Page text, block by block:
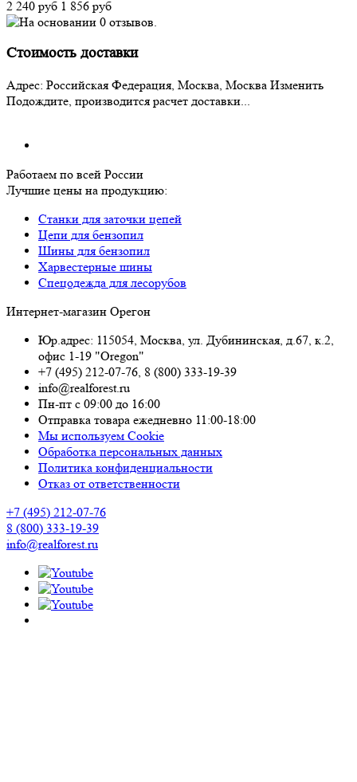
2 240 руб 1 856 руб
Стоимость доставки
Адрес: Российская Федерация, Москва, Москва Изменить
Подождите, производится расчет доставки...
Работаем по всей России
Лучшие цены на продукцию:
Станки для заточки цепей
Цепи для бензопил
Шины для бензопил
Харвестерные шины
Спецодежда для лесорубов
Интернет-магазин Орегон
Юр.адрес: 115054, Москва, ул. Дубининская, д.67, к.2,
офис 1-19 "Oregon"
+7 (495) 212-07-76, 8 (800) 333-19-39
info@realforest.ru
Пн-пт с 09:00 до 16:00
Отправка товара ежедневно 11:00-18:00
Мы используем Cookie
Обработка персональных данных
Политика конфиденциальности
Отказ от ответственности
+7 (495) 212-07-76
8 (800) 333-19-39
info@realforest.ru